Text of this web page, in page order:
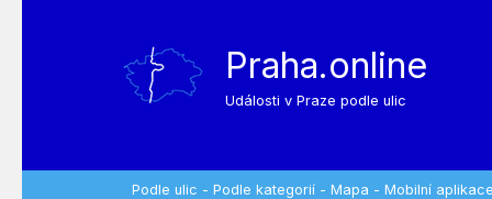
Praha.online
Události v Praze podle ulic
Podle ulic - Podle kategorií - Mapa - Mobilní